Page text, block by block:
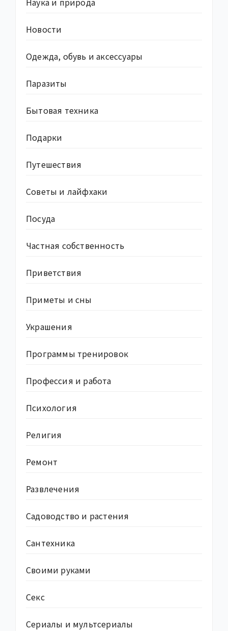
Новости
Одежда, обувь и аксессуары
Паразиты
Бытовая техника
Подарки
Путешествия
Советы и лайфхаки
Посуда
Частная собственность
Приветствия
Приметы и сны
Украшения
Программы тренировок
Профессия и работа
Психология
Религия
Ремонт
Развлечения
Садоводство и растения
Сантехника
Своими руками
Секс
Сериалы и мультсериалы